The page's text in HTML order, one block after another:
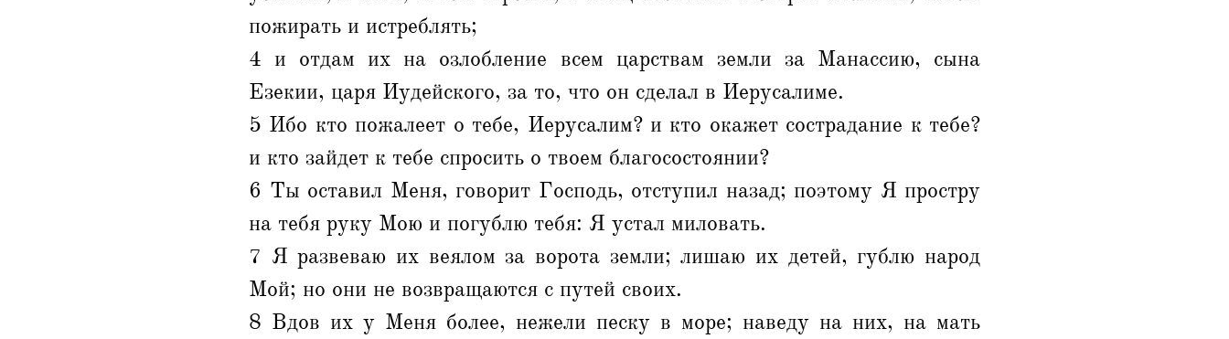
пожирать и истреблять;
4 и отдам их на озлобление всем царствам земли за Манассию, сына
Езекии, царя Иудейского, за то, что он сделал в Иерусалиме.
5 Ибо кто пожалеет о тебе, Иерусалим? и кто окажет сострадание к тебе?
и кто зайдет к тебе спросить о твоем благосостоянии?
6 Ты оставил Меня, говорит Господь, отступил назад; поэтому Я простру
на тебя руку Мою и погублю тебя: Я устал миловать.
7 Я развеваю их веялом за ворота земли; лишаю их детей, гублю народ
Мой; но они не возвращаются с путей своих.
8 Вдов их у Меня более, нежели песку в море; наведу на них, на мать